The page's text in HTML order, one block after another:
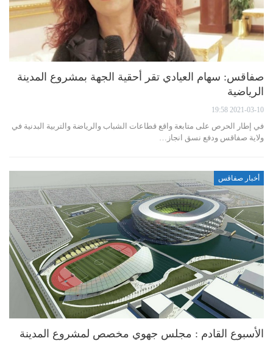
صفاقس: سهام العيادي تقر أحقية الجهة بمشروع المدينة
الرياضية
2021-03-10 19:58
في إطار الحرص على متابعة واقع قطاعات الشباب والرياضة والتربية البدنية في
ولاية صفاقس ودفع نسق انجاز…
أخبار صفاقس
الأسبوع القادم : مجلس جهوي مخصص لمشروع المدينة